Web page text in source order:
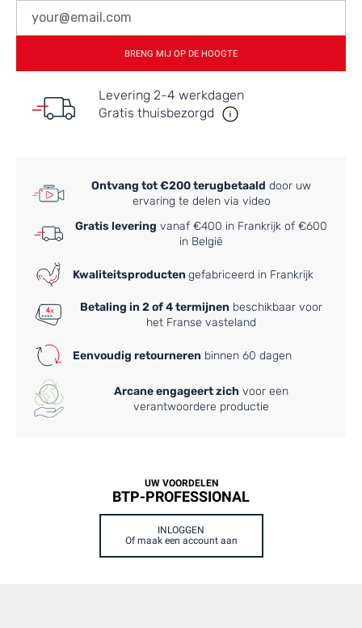
BRENG MIJ OP DE HOOGTE
Levering 2-4 werkdagen
Gratis thuisbezorgd
Ontvang tot €200 terugbetaald door uw
ervaring te delen via video
Gratis levering vanaf €400 in Frankrijk of €600
in België
Kwaliteitsproducten gefabriceerd in Frankrijk
Betaling in 2 of 4 termijnen beschikbaar voor
het Franse vasteland
Eenvoudig retourneren binnen 60 dagen
Arcane engageert zich voor een
verantwoordere productie
UW VOORDELEN
BTP-PROFESSIONAL
INLOGGEN
Of maak een account aan